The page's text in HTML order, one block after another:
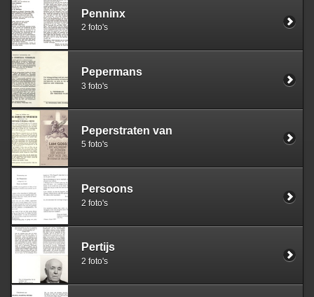
Penninx
2 foto's
Pepermans
3 foto's
Peperstraten van
5 foto's
Persoons
2 foto's
Pertijs
2 foto's